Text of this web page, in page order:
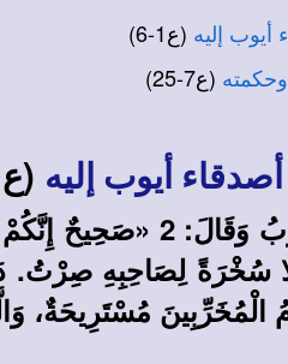
أيوب إليه (ع1-6)
(ع7-25)
أيوب إليه (ع1-6):